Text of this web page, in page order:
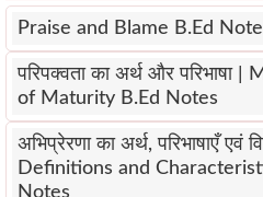
Praise and Blame B.Ed
परिपक्वता का अर्थ और
of Maturity B.Ed Notes
अभिप्रेरणा का अर्थ, परिभाषाएँ एवं
Definitions and
Notes